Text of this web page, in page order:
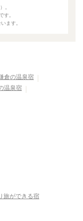
。
す。
ます。
倉の温泉宿
温泉宿
旅ができる宿